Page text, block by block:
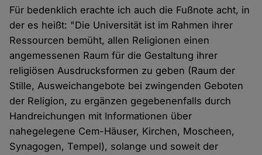
Für bedenklich erachte ich auch die Fußnote acht, in
der es heißt: "Die Universität ist im Rahmen ihrer
Ressourcen bemüht, allen Religionen einen
angemessenen Raum für die Gestaltung ihrer
religiösen Ausdrucksformen zu geben (Raum der
Stille, Ausweichangebote bei zwingenden Geboten
der Religion, zu ergänzen gegebenenfalls durch
Handreichungen mit Informationen über
nahegelegene Cem-Häuser, Kirchen, Moscheen,
Synagogen, Tempel), solange und soweit der